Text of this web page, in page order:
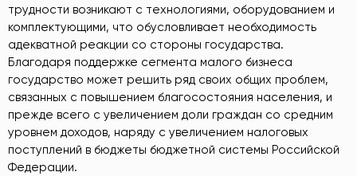
трудности возникают с технологиями, оборудованием и
комплектующими, что обусловливает необходимость
адекватной реакции со стороны государства.
Благодаря поддержке сегмента малого бизнеса
государство может решить ряд своих общих проблем,
связанных с повышением благосостояния населения, и
прежде всего с увеличением доли граждан со средним
уровнем доходов, наряду с увеличением налоговых
поступлений в бюджеты бюджетной системы Российской
Федерации.